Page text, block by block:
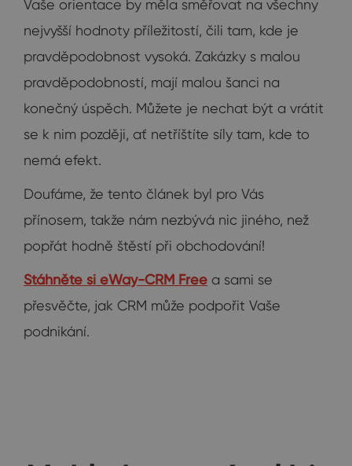
Vaše orientace by měla směřovat na všechny
nejvyšší hodnoty příležitostí, čili tam, kde je
pravděpodobnost vysoká. Zakázky s malou
pravděpodobností, mají malou šanci na
konečný úspěch. Můžete je nechat být a vrátit
se k nim později, ať netříštíte síly tam, kde to
nemá efekt.
Doufáme, že tento článek byl pro Vás
přínosem, takže nám nezbývá nic jiného, než
popřát hodně štěstí při obchodování!
Stáhněte si eWay-CRM Free a sami se
přesvěčte, jak CRM může podpořit Vaše
podnikání.